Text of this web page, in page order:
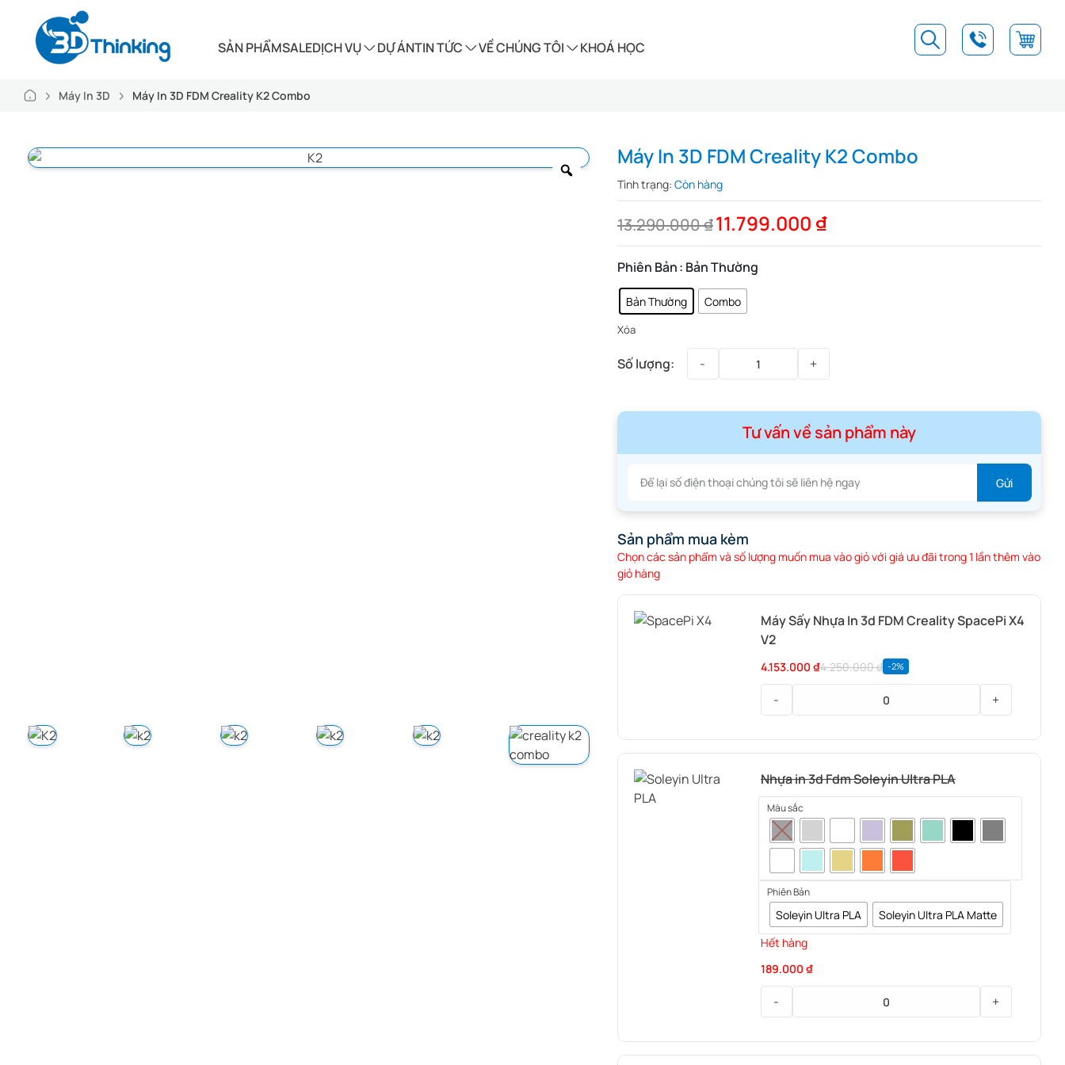
SẢN PHẨMSALEDỊCH VỤ DỰ ÁNTIN TỨC VỀ CHÚNG TÔI KHOÁ HỌC
Máy In 3D Máy In 3D FDM Creality K2 Combo
Máy In 3D FDM Creality K2 Combo
Tình trạng: Còn hàng
13.290.000₫11.799.000 ₫
Phiên Bản: Bản Thường
Bản Thường Combo
Xóa
Tư vấn về sản phẩm này
Sản phẩm mua kèm
Chọn các sản phẩm và số lượng muốn mua vào giỏ với giá ưu đãi trong 1 lần thêm vào
giỏ hàng
Sấy
Nhựa
3d
FDM
Creality
X4
V2
Máy Sấy Nhựa In 3d FDM Creality SpacePi X4
V2
- +
4.250.000₫
4.153.000 ₫ -2%
in
Nhựa in 3d Fdm Soleyin Ultra PLA
Màu sắc
Phiên Bản
Soleyin Ultra PLA
Soleyin Ultra PLA Matte
Hết hàng
- +
189.000 ₫